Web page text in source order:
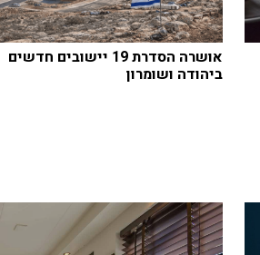
אושרה הסדרת 19 יישובים חדשים
ביהודה ושומרון